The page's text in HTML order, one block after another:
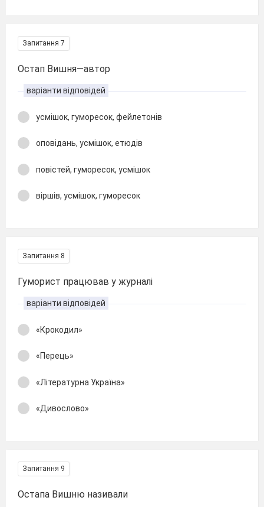
Запитання 7
Остап Вишня—автор
варіанти відповідей
усмішок, гуморесок, фейлетонів
оповідань, усмішок, етюдів
повістей, гуморесок, усмішок
віршів, усмішок, гуморесок
Запитання 8
Гуморист працював у журналі
варіанти відповідей
«Крокодил»
«Перець»
«Літературна Україна»
«Дивослово»
Запитання 9
Остапа Вишню називали